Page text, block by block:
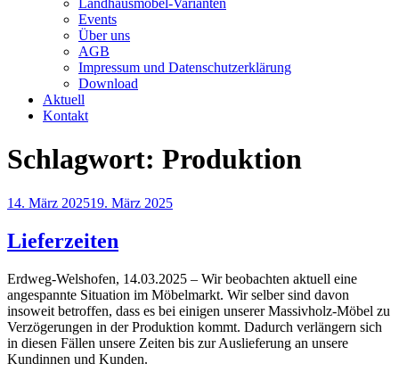
Landhausmöbel-Varianten
Events
Über uns
AGB
Impressum und Datenschutzerklärung
Download
Aktuell
Kontakt
Schlagwort: Produktion
Veröffentlicht
14. März 202519. März 2025
Lieferzeiten
Erdweg-Welshofen, 14.03.2025 – Wir beobachten aktuell eine
angespannte Situation im Möbelmarkt. Wir selber sind davon
insoweit betroffen, dass es bei einigen unserer Massivholz-Möbel zu
Verzögerungen in der Produktion kommt. Dadurch verlängern sich
in diesen Fällen unsere Zeiten bis zur Auslieferung an unsere
Kundinnen und Kunden.